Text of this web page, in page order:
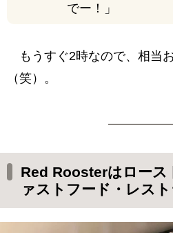
でー！」
もうすぐ2時なので、相当
（笑）。
Red Roosterはロース
ァストフード・レス